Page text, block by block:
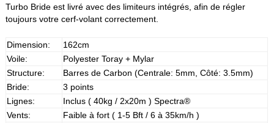
Turbo Bride est livré avec des limiteurs intégrés, afin de régler
toujours votre cerf-volant correctement.
Dimension:
162cm
Voile:
Polyester Toray + Mylar
Structure:
Barres de Carbon (Centrale: 5mm, Côté: 3.5mm)
Bride:
3 points
Lignes:
Inclus ( 40kg / 2x20m ) Spectra®
Vents:
Faible à fort ( 1-5 Bft / 6 à 35km/h )